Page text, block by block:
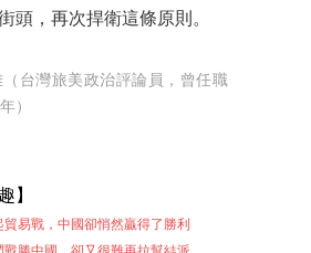
頭，再次捍衛這條原則。
台灣旅美政治評論員，曾任職
）
】
貿易戰，中國卻悄然贏得了勝利